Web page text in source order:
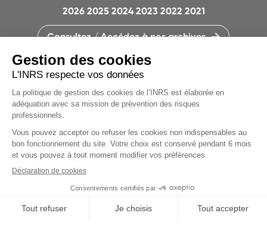
Articles du
CONTACTEZ LA RÉDACTION
MENTIONS LÉGALES
PLAN DU SITE
PARAMÈTRES DES COOKIES
CHARTE DES COOKIES ET TRACEURS
2026 2025 2024 2023 2022 2021
Consultez / Accédez à nos archives